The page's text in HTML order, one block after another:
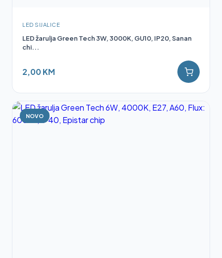
LED SIJALICE
LED žarulja Green Tech 3W, 3000K, GU10, IP20, Sanan
chi...
2,00 KM
NOVO